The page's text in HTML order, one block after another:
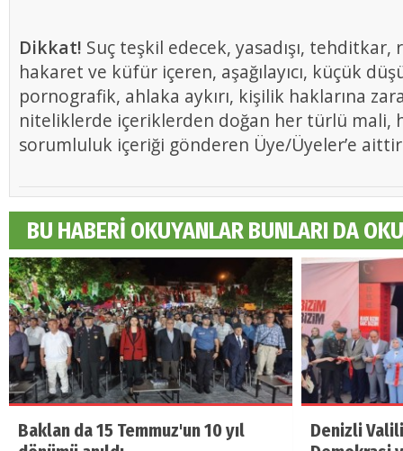
Dikkat! Suç teşkil edecek, yasadışı, tehditkar,
hakaret ve küfür içeren, aşağılayıcı, küçük
pornografik, ahlaka aykırı, kişilik haklarına
niteliklerde içeriklerden doğan her türlü mali,
sorumluluk içeriği gönderen Üye/Üyeler’e
BU HABERİ OKUYANLAR BUNLARI DA
Baklan da 15 Temmuz'un 10 yıl
Denizli